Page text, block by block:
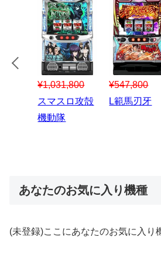
¥547,800
スマスロハナ
ビ
¥150,000
スマスロ秘宝
あなたのお気に入り機種
(未登録)ここにあなたのお気に入り